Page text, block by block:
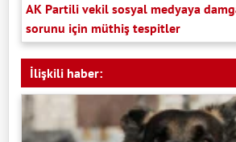
AK Partili vekil sosyal medyaya
sorunu için müthiş tespitler
İlişkili haber: